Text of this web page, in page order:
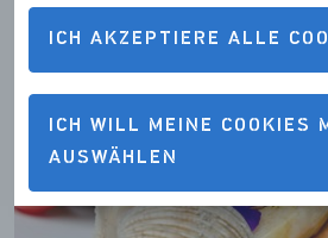
ICH AKZEPTIERE ALLE
ICH WILL MEINE COOKIES
AUSWÄHLEN